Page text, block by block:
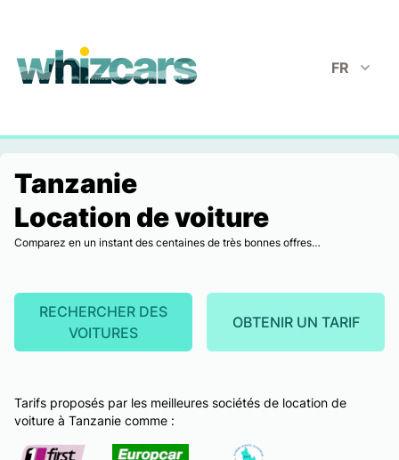
whizcars.com
FR
Tanzanie
Location de voiture
Comparez en un instant des centaines de très bonnes offres…
RECHERCHER DES
VOITURES
OBTENIR UN TARIF
Tarifs proposés par les meilleures sociétés de location de
voiture à Tanzanie comme :